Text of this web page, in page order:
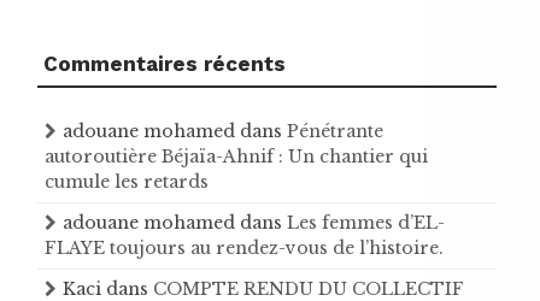
Commentaires récents
adouane mohamed dans Pénétrante
autoroutière Béjaïa-Ahnif : Un chantier qui
cumule les retards
adouane mohamed dans Les femmes d’EL-
FLAYE toujours au rendez-vous de l’histoire .
Kaci dans COMPTE RENDU DU COLLECTIF